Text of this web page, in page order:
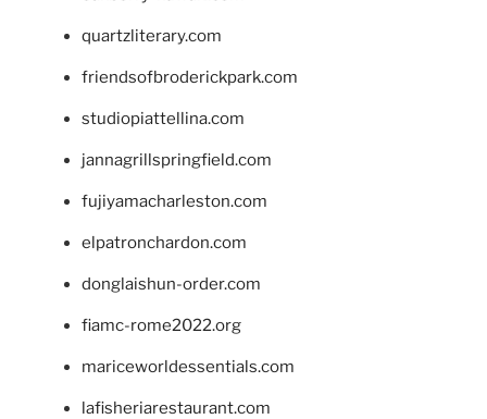
quartzliterary.com
friendsofbroderickpark.com
studiopiattellina.com
jannagrillspringfield.com
fujiyamacharleston.com
elpatronchardon.com
donglaishun-order.com
fiamc-rome2022.org
mariceworldessentials.com
lafisheriarestaurant.com